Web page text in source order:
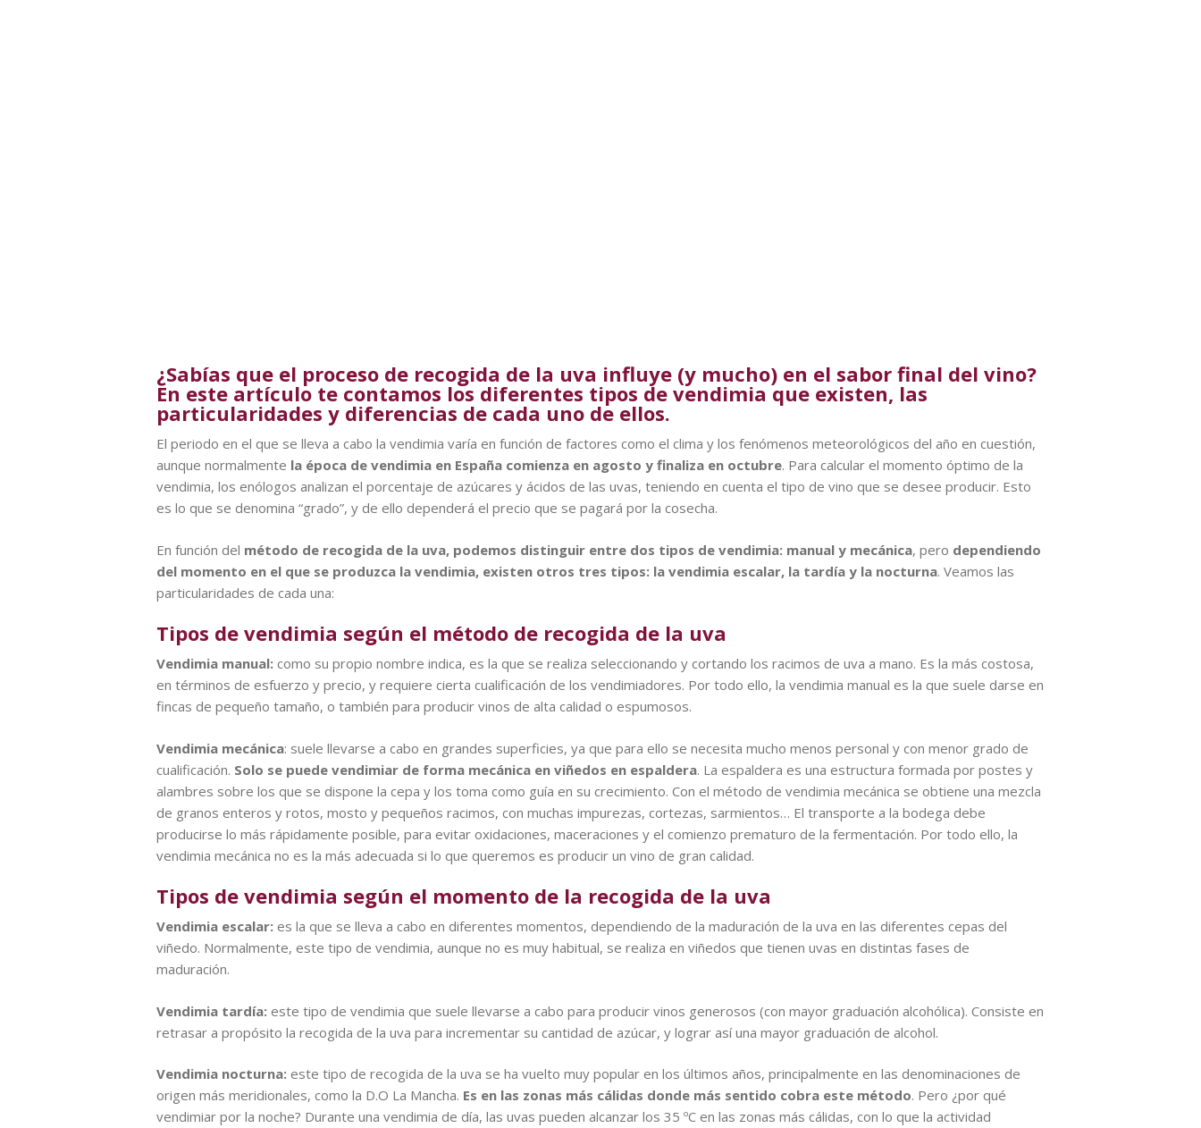
¿Sabías que el proceso de recogida de la uva influye (y mucho) en el sabor final del vino?
En este artículo te contamos los diferentes tipos de vendimia que existen, las
particularidades y diferencias de cada uno de ellos.
El periodo en el que se lleva a cabo la vendimia varía en función de factores como el clima y los fenómenos meteorológicos del año en cuestión,
aunque normalmente la época de vendimia en España comienza en agosto y finaliza en octubre. Para calcular el momento óptimo de la
vendimia, los enólogos analizan el porcentaje de azúcares y ácidos de las uvas, teniendo en cuenta el tipo de vino que se desee producir. Esto
es lo que se denomina “grado”, y de ello dependerá el precio que se pagará por la cosecha.
En función del método de recogida de la uva, podemos distinguir entre dos tipos de vendimia: manual y mecánica, pero dependiendo
del momento en el que se produzca la vendimia, existen otros tres tipos: la vendimia escalar, la tardía y la nocturna. Veamos las
particularidades de cada una:
Tipos de vendimia según el método de recogida de la uva
Vendimia manual: como su propio nombre indica, es la que se realiza seleccionando y cortando los racimos de uva a mano. Es la más costosa,
en términos de esfuerzo y precio, y requiere cierta cualificación de los vendimiadores. Por todo ello, la vendimia manual es la que suele darse en
fincas de pequeño tamaño, o también para producir vinos de alta calidad o espumosos.
Vendimia mecánica: suele llevarse a cabo en grandes superficies, ya que para ello se necesita mucho menos personal y con menor grado de
cualificación. Solo se puede vendimiar de forma mecánica en viñedos en espaldera. La espaldera es una estructura formada por postes y
alambres sobre los que se dispone la cepa y los toma como guía en su crecimiento. Con el método de vendimia mecánica se obtiene una mezcla
de granos enteros y rotos, mosto y pequeños racimos, con muchas impurezas, cortezas, sarmientos… El transporte a la bodega debe
producirse lo más rápidamente posible, para evitar oxidaciones, maceraciones y el comienzo prematuro de la fermentación. Por todo ello, la
vendimia mecánica no es la más adecuada si lo que queremos es producir un vino de gran calidad.
Tipos de vendimia según el momento de la recogida de la uva
Vendimia escalar: es la que se lleva a cabo en diferentes momentos, dependiendo de la maduración de la uva en las diferentes cepas del
viñedo. Normalmente, este tipo de vendimia, aunque no es muy habitual, se realiza en viñedos que tienen uvas en distintas fases de
maduración.
Vendimia tardía: este tipo de vendimia que suele llevarse a cabo para producir vinos generosos (con mayor graduación alcohólica). Consiste en
retrasar a propósito la recogida de la uva para incrementar su cantidad de azúcar, y lograr así una mayor graduación de alcohol.
Vendimia nocturna: este tipo de recogida de la uva se ha vuelto muy popular en los últimos años, principalmente en las denominaciones de
origen más meridionales, como la D.O La Mancha. Es en las zonas más cálidas donde más sentido cobra este método. Pero ¿por qué
vendimiar por la noche? Durante una vendimia de día, las uvas pueden alcanzar los 35 ºC en las zonas más cálidas, con lo que la actividad